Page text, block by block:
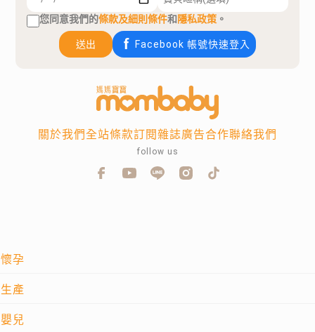
您同意我們的條款及細則條件和隱私政策 。
送出 Facebook 帳號快速登入
懷孕
生產
嬰兒
關於我們全站條款訂閱雜誌廣告合作聯絡我們
follow us